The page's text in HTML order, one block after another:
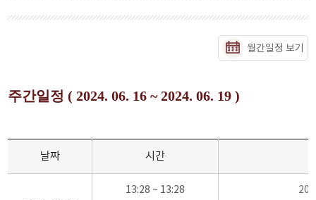
월간일정 보기
주간일정 ( 2024. 06. 16 ~ 2024. 06. 19 )
날짜 시간
13:28 ~ 13:28